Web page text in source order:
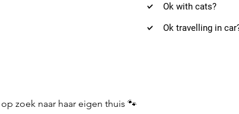
Ok with cats?
Ok travelling in
zoek naar haar eigen thuis 🐾